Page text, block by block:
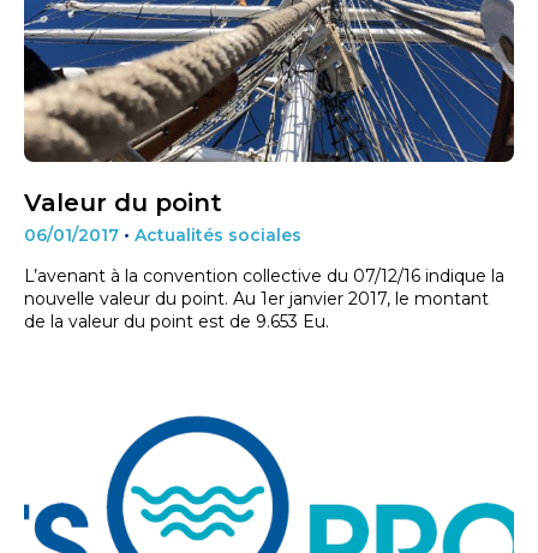
Valeur du point
06/01/2017 • Actualités sociales
L’avenant à la convention collective du 07/12/16 indique la
nouvelle valeur du point. Au 1er janvier 2017, le montant
de la valeur du point est de 9.653 Eu.